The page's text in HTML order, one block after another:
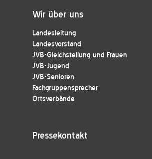
Wir über uns
Landesleitung
Landesvorstand
JVB-Gleichstellung und Frauen
JVB-Jugend
JVB-Senioren
Fachgruppensprecher
Ortsverbände
Pressekontakt